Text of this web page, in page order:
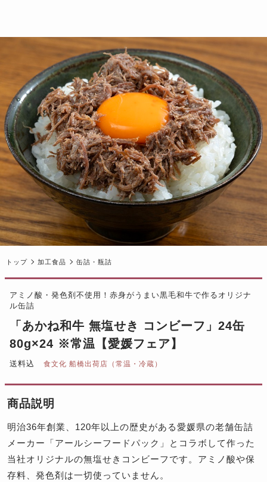
トップ 加工食品 缶詰・瓶詰
アミノ酸・発色剤不使用！赤身がうまい黒毛和牛で作るオリジナ
ル缶詰
「あかね和牛 無塩せき コンビーフ」24缶
80g×24 ※常温【愛媛フェア】
送料込 食文化 船橋出荷店（常温・冷蔵）
商品説明
明治36年創業、120年以上の歴史がある愛媛県の老舗缶詰
メーカー「アールシーフードパック」とコラボして作った
当社オリジナルの無塩せきコンビーフです。アミノ酸や保
存料、発色剤は一切使っていません。